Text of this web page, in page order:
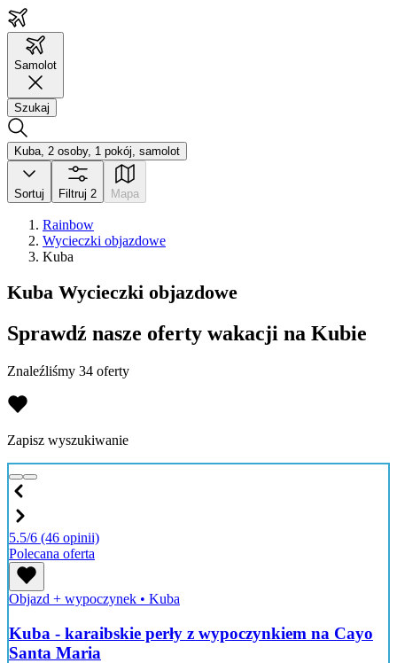
Samolot
Szukaj
Kuba, 2 osoby, 1 pokój, samolot
Sortuj Filtruj 2 Mapa
Rainbow
Wycieczki objazdowe
Kuba
Kuba Wycieczki objazdowe
Sprawdź nasze oferty wakacji na Kubie
Znaleźliśmy 34 oferty
Zapisz wyszukiwanie
5.5/6 (46 opinii)
Polecana oferta
Objazd + wypoczynek • Kuba
Kuba - karaibskie perły z wypoczynkiem na Cayo
Santa Maria